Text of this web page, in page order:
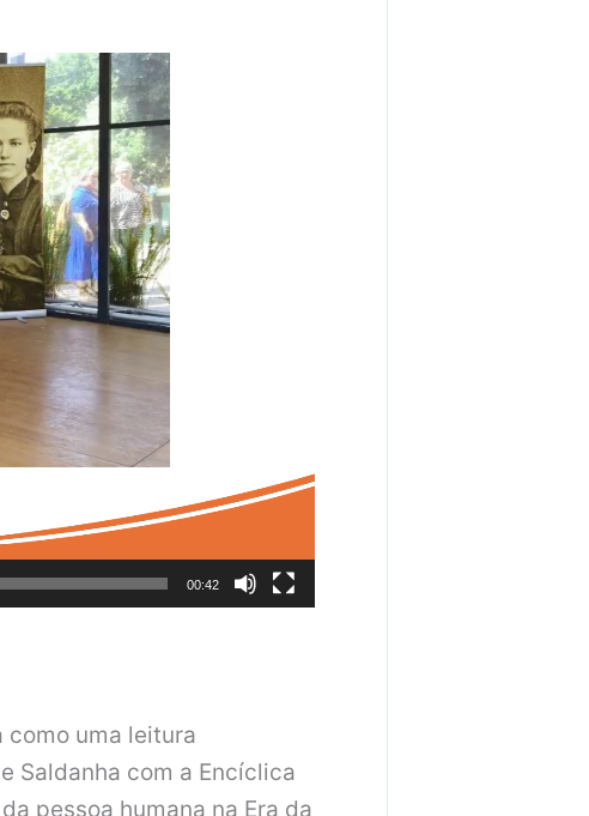
00:42
como uma leitura
Saldanha com a Encíclica
pessoa humana na Era da